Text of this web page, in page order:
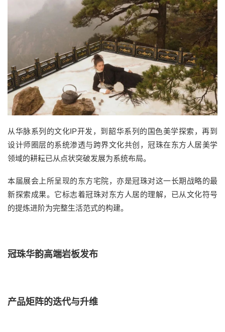
从华脉系列的文化IP开发，到韶华系列的国色美学探索，再到
设计师圈层的系统渗透与跨界文化共创，冠珠在东方人居美学
领域的耕耘已从点状突破发展为系统布局。
本届展会上所呈现的东方宅院，亦是冠珠对这一长期战略的最
新探索成果。它标志着冠珠对东方人居的理解，已从文化符号
的提炼进阶为完整生活范式的构建。
冠珠华韵高端岩板发布
产品矩阵的迭代与升维